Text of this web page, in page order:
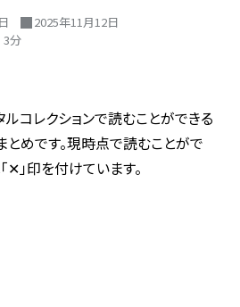
2025年11月12日
3分
コレクションで読むことができる
めです。現時点で読むことがで
✕」印を付けています。